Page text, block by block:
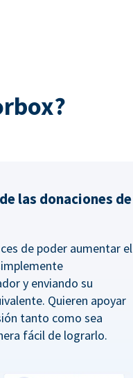
las donaciones de
de poder aumentar el
y enviando su
Quieren apoyar
tanto como sea
fácil de lograrlo.